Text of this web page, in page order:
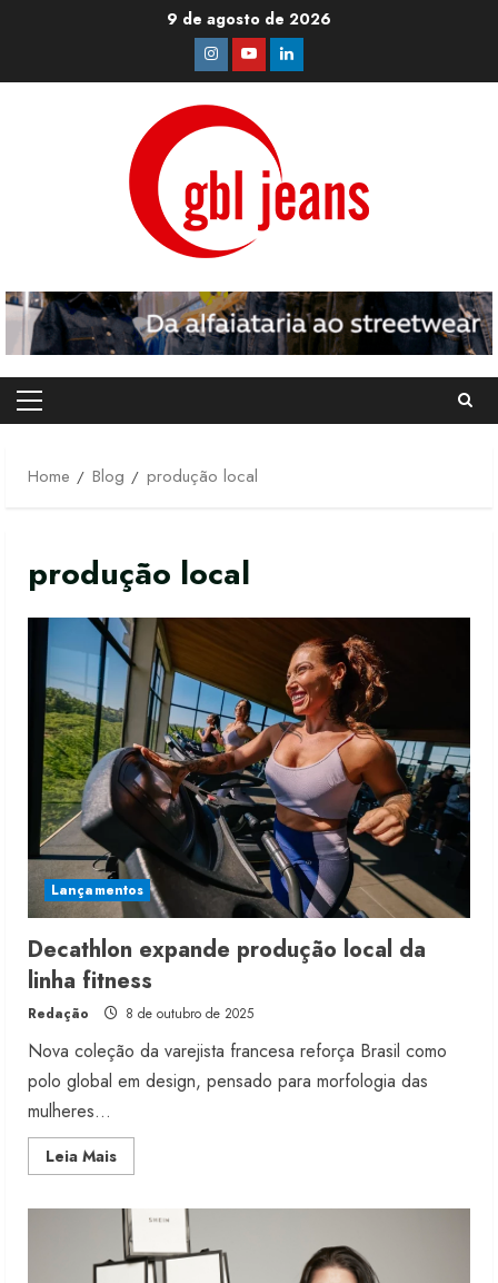
9 de agosto de 2026
Instagram
YoutubeLinkedin
Primary
Home
Blog produção local
produção local
Lançamentos
Decathlon expande produção local da
linha fitness
Redação 8 de outubro de 2025
Nova coleção da varejista francesa reforça Brasil como
polo global em design, pensado para morfologia das
mulheres...
Leia MaisRead
more
expande
produção
local
da